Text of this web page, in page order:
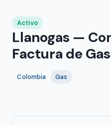
Activo
Llanogas —
Factura de Gas
Colombia Gas